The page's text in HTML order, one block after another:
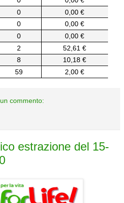
0
0,00 €
0
0,00 €
0
0,00 €
2
52,61 €
8
10,18 €
59 2,00 €
commento:
estrazione del 15-